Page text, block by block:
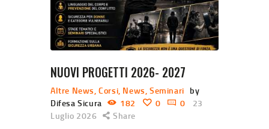
NUOVI PROGETTI 2026- 2027
Altre News,Corsi, News,Seminari by
Difesa Sicura
182 0 0
23
Luglio 2026
Share